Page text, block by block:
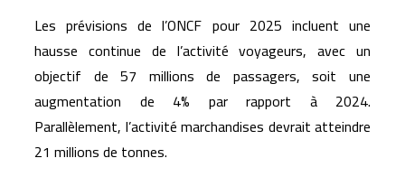
Les prévisions de l’ONCF pour 2025 incluent une
hausse continue de l’activité voyageurs, avec un
objectif de 57 millions de passagers, soit une
augmentation de 4% par rapport à 2024.
Parallèlement, l’activité marchandises devrait atteindre
21 millions de tonnes.